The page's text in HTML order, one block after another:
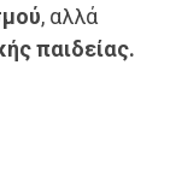
, αλλά
παιδείας.